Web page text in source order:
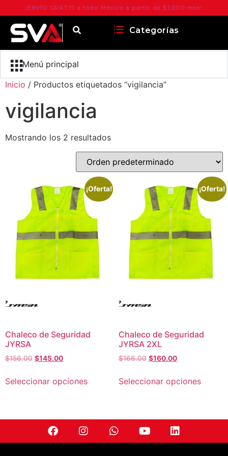
¡ENVÍO GRATIS a todo México a partir de $1,000 mxn!
Categorías
Menú principal
Inicio / Productos etiquetados “vigilancia”
vigilancia
Mostrando los 2 resultados
¡Oferta!
Chaleco de Seguridad
JYRSA
$156.00 $145.00
Seleccionar opciones
¡Oferta!
Chaleco de Seguridad
JYRSA 2XL
$166.00 $160.00
Seleccionar opciones